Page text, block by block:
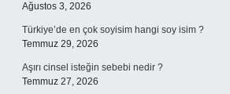
Ağustos 3, 2026
Türkiye’de en çok soyisim hangi soy isim ?
Temmuz 29, 2026
Aşırı cinsel isteğin sebebi nedir ?
Temmuz 27, 2026